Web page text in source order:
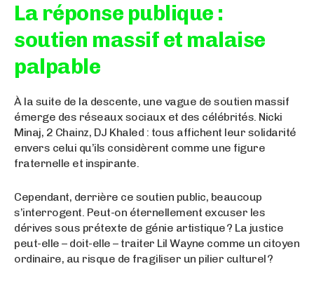
La réponse publique :
soutien massif et malaise
palpable
À la suite de la descente, une vague de soutien massif
émerge des réseaux sociaux et des célébrités. Nicki
Minaj, 2 Chainz, DJ Khaled : tous affichent leur solidarité
envers celui qu’ils considèrent comme une figure
fraternelle et inspirante.
Cependant, derrière ce soutien public, beaucoup
s’interrogent. Peut-on éternellement excuser les
dérives sous prétexte de génie artistique ? La justice
peut-elle – doit-elle – traiter Lil Wayne comme un citoyen
ordinaire, au risque de fragiliser un pilier culturel ?